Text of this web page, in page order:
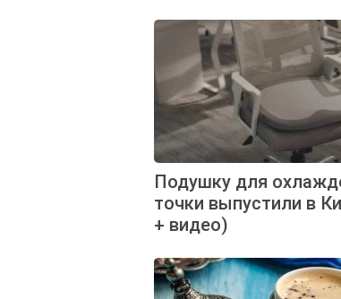
Подушку для
точки выпустили в
+ видео)